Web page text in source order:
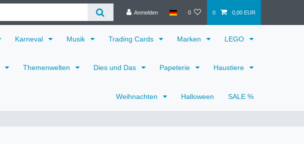
Anmelden 0 0 0,00 EUR
Karneval Musik Trading Cards Marken LEGO
Themenwelten Dies und Das Papeterie Haustiere
Weihnachten Halloween SALE %